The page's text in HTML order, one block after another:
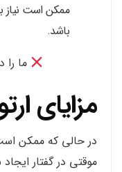
ممکن است نیاز
باشد.
ما را
مزایای
در حالی که ممکن
موقتی در گفتار